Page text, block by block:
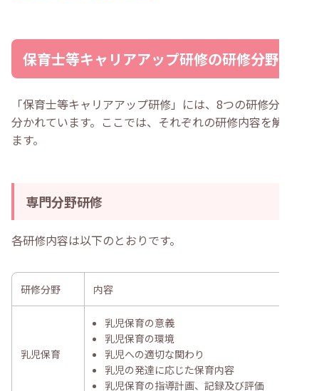
保育士等キャリアアップ研修の研修分野
「保育士等キャリアアップ研修」には、8つの研修分野に
分かれています。ここでは、それぞれの研修内容を解説し
ます。
専門分野研修
各研修内容は以下のとおりです。
研修分野 内容
乳児保育
乳児保育の意義
乳児保育の環境
乳児への適切な関わり
乳児の発達に応じた保育内容
乳児保育の指導計画、記録及び評価